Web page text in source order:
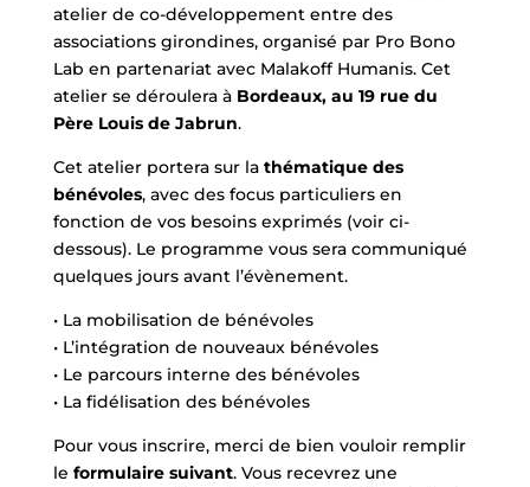
atelier de co-développement entre des
associations girondines, organisé par Pro Bono
Lab en partenariat avec Malakoff Humanis. Cet
atelier se déroulera à Bordeaux, au 19 rue du
Père Louis de Jabrun.
Cet atelier portera sur la thématique des
bénévoles, avec des focus particuliers en
fonction de vos besoins exprimés (voir ci-
dessous). Le programme vous sera communiqué
quelques jours avant l’évènement.
• La mobilisation de bénévoles
• L’intégration de nouveaux bénévoles
• Le parcours interne des bénévoles
• La fidélisation des bénévoles
Pour vous inscrire, merci de bien vouloir remplir
le formulaire suivant. Vous recevrez une